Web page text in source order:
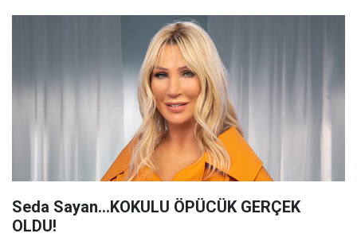
Seda Sayan...KOKULU ÖPÜCÜK GERÇEK
OLDU!